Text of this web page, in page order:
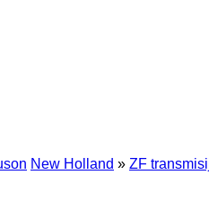
New Holland » ZF